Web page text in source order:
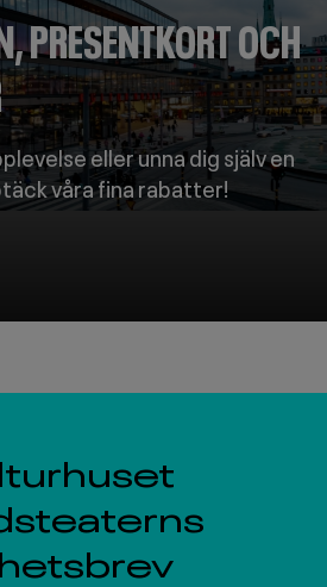
PRESENTKORT OCH
eller unna dig själv en
våra fina rabatter!